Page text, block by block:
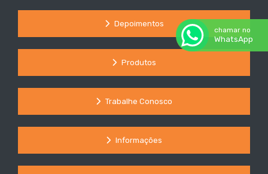
Depoimentos
Produtos
Trabalhe Conosco
Informações
chamar no
WhatsApp